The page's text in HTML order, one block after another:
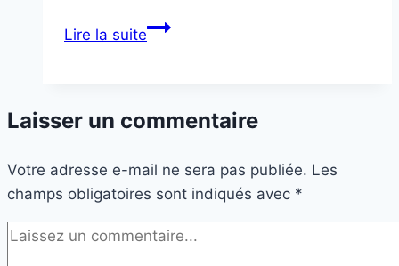
Lire la suiteBons
Paris
Laisser un commentaire
Votre adresse e-mail ne sera pas publiée. Les
champs obligatoires sont indiqués avec *